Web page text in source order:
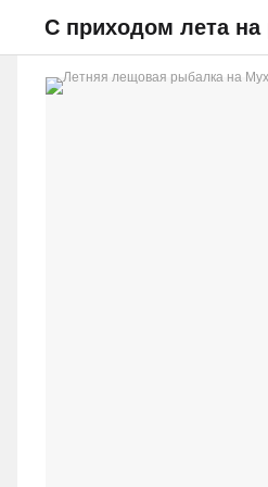
С приходом лета